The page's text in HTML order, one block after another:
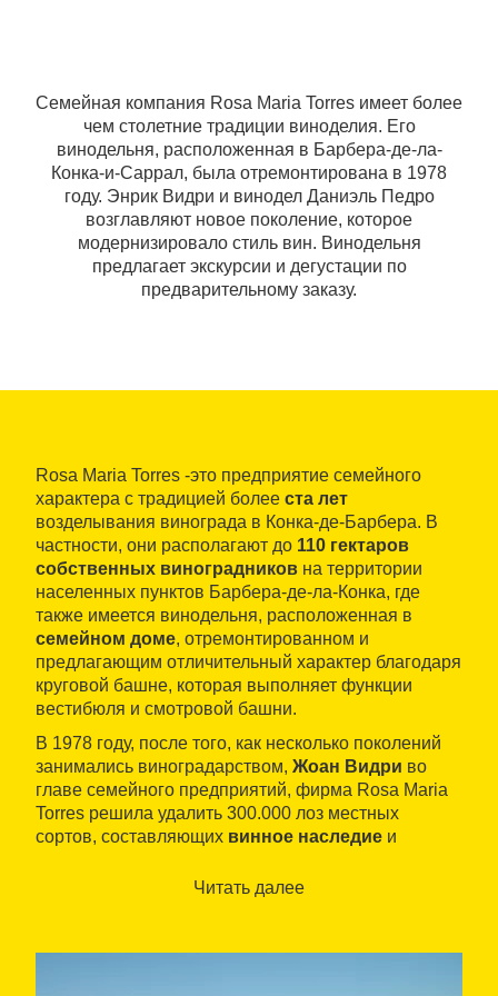
Семейная компания Rosa Maria Torres имеет более
чем столетние традиции виноделия. Его
винодельня, расположенная в Барбера-де-ла-
Конка-и-Саррал, была отремонтирована в 1978
году. Энрик Видри и винодел Даниэль Педро
возглавляют новое поколение, которое
модернизировало стиль вин. Винодельня
предлагает экскурсии и дегустации по
предварительному заказу.
Rosa Maria Torres -это предприятие семейного
характера с традицией более ста лет
возделывания винограда в Конка-де-Барбера. В
частности, они располагают до 110 гектаров
собственных виноградников на территории
населенных пунктов Барбера-де-ла-Конка, где
также имеется винодельня, расположенная в
семейном доме, отремонтированном и
предлагающим отличительный характер благодаря
круговой башне, которая выполняет функции
вестибюля и смотровой башни.
В 1978 году, после того, как несколько поколений
занимались виноградарством, Жоан Видри во
главе семейного предприятий, фирма Rosa Maria
Torres решила удалить 300.000 лоз местных
сортов, составляющих винное наследие и
Франции: каберне совиньон, каберне франк, пино
На сегодняшний день они также имеют лозы
Читать далее